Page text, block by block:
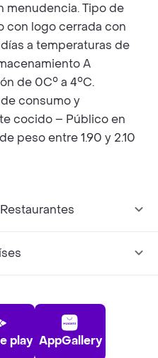
menudencia. Tipo de
con logo cerrada con
a temperaturas de
A
de 0C° a 4°C.
consumo y
cocido – Público en
peso entre 1.90 y 2.10
play AppGallery